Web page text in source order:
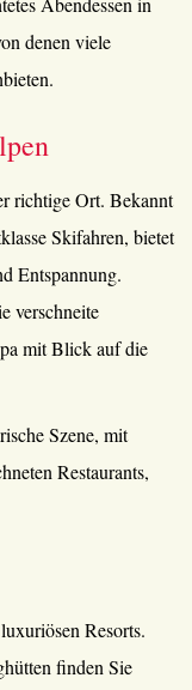
denen viele
richtige Ort. Bekannt
Skifahren, bietet
Entspannung.
verschneite
mit Blick auf die
Szene, mit
Restaurants,
Resorts.
finden Sie